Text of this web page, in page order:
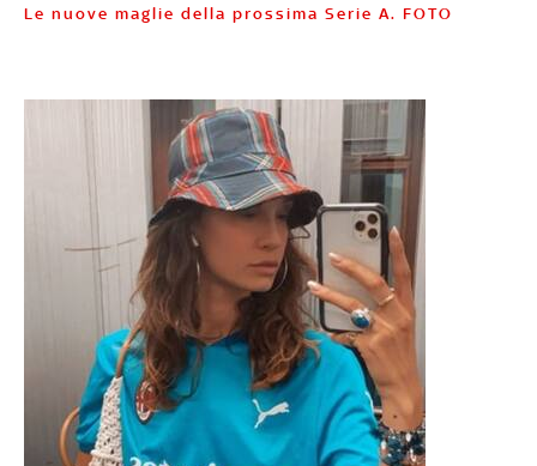
Le nuove maglie della prossima Serie A. FOTO